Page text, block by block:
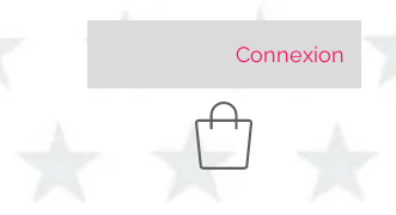
Connexion